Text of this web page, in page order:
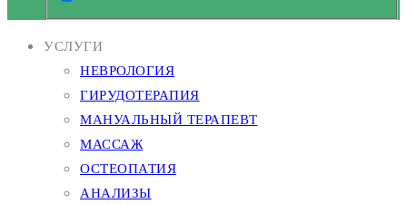
УСЛУГИ
НЕВРОЛОГИЯ
ГИРУДОТЕРАПИЯ
МАНУАЛЬНЫЙ ТЕРАПЕВТ
МАССАЖ
ОСТЕОПАТИЯ
АНАЛИЗЫ